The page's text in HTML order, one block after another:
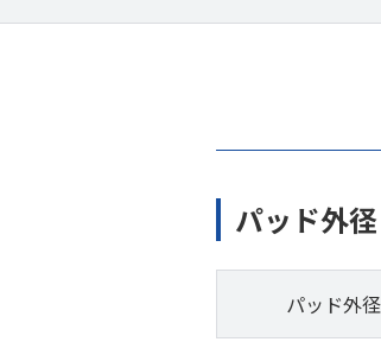
パッド外径
パッド外径